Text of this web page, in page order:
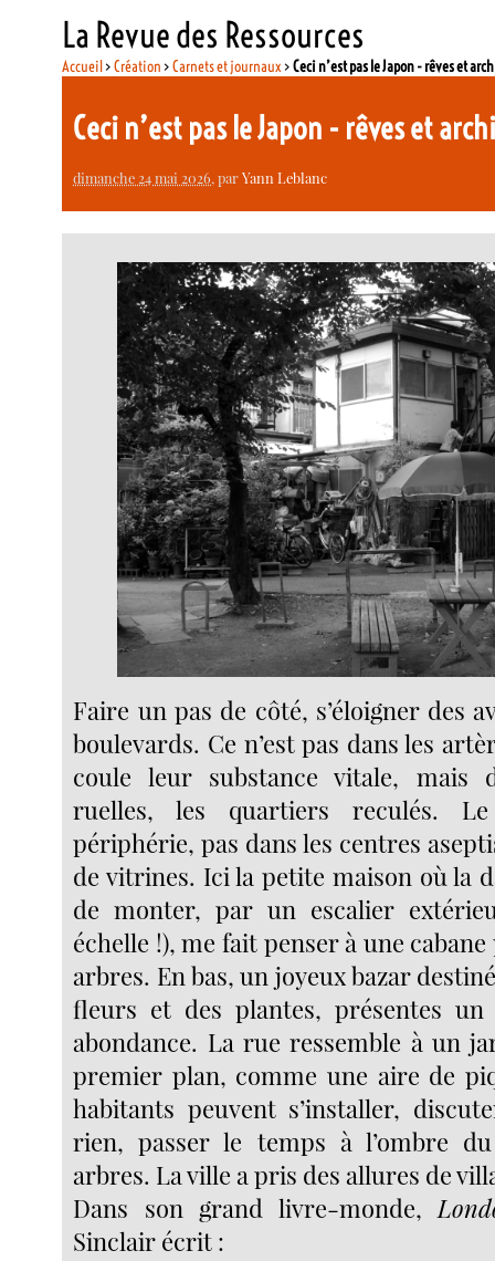
La Revue des Ressources
Accueil>Création >Carnets et journaux >Ceci n’est pas le Japon - rêves et
Ceci n’est pas le Japon - rêves et
dimanche 24 mai 2026, parYann Leblanc
Faire un pas de côté, s’éloigner des
boulevards. Ce n’est pas dans les
coule leur substance vitale, mais
ruelles, les quartiers reculés.
périphérie, pas dans les centres
de vitrines. Ici la petite maison où la
de monter, par un escalier
échelle !), me fait penser à une
arbres. En bas, un joyeux bazar
fleurs et des plantes, présentes
abondance. La rue ressemble à un
premier plan, comme une aire de
habitants peuvent s’installer,
rien, passer le temps à l’ombre
arbres. La ville a pris des allures de
Dans son grand livre-monde,
Sinclair écrit :